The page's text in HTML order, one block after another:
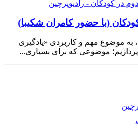
(با حضور کامران شکیبا)
موضوع مهم و کاربردی «یادگیری
موضوعی که برای بسیاری...